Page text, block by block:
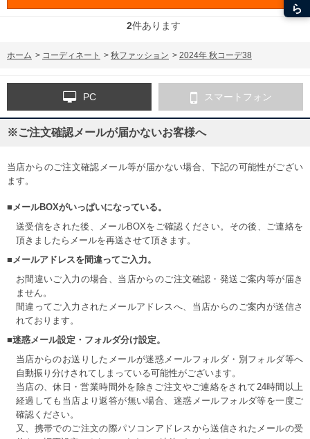
2件あります
ホーム > コーディネート > 秋ファッション > 2024年 秋コーデ38
PC スマートフォン
※ご注文確認メールが届かないお客様へ
当店からのご注文確認メール等が届かない場合、下記の可能性がござい
ます。
■メールBOXがいっぱいになっている。
送受信をされた後、メールBOXをご確認ください。その後、ご連絡を
頂きましたらメールを再送させて頂きます。
■メールアドレスを間違ってご入力。
お間違いご入力の場合、当店からのご注文確認・発送ご案内等が届き
ません。
間違ってご入力されたメールアドレスへ、当店からのご案内が送信さ
れております。
■迷惑メール設定・フォルダ分け設定。
当店からのお送りしたメールが迷惑メールフォルダ・別フォルダ等へ
自動振り分けされてしまっている可能性がございます。
当店の、休日・営業時間外を除きご注文やご連絡をされて24時間以上
経過しても当店より返答が無い場合、迷惑メールフォルダ等を一度ご
確認ください。
又、携帯でのご注文の際パソコンアドレスから送信されたメールの受